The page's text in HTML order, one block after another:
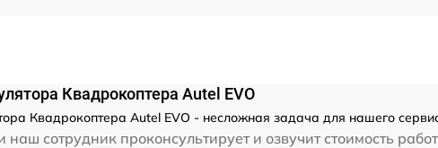
Квадрокоптера Autel EVO
Квадрокоптера Autel EVO - несложная задача для нашего
наш сотрудник проконсультирует и озвучит стоимость